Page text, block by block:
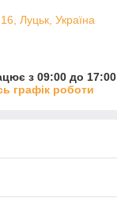
Луцьк, Україна
з 09:00 до 17:00
графік роботи